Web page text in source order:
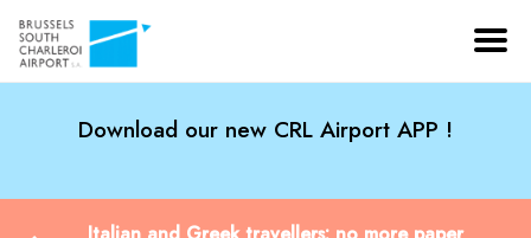
Download our new CRL Airport APP !